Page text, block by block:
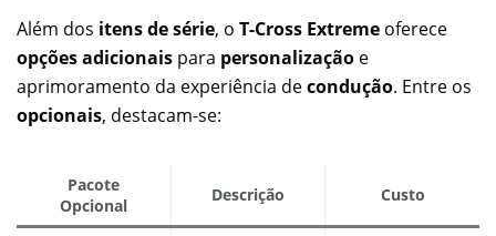
Além dos itens de série, o T-Cross Extreme oferece
opções adicionais para personalização e
aprimoramento da experiência decondução. Entre os
opcionais, destacam-se:
Pacote
Opcional
Descrição Custo